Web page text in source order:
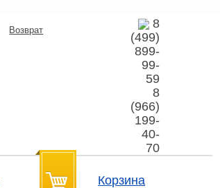
Возврат
8
(499)
899-
99-
59
8
(966)
199-
40-
70
Корзина